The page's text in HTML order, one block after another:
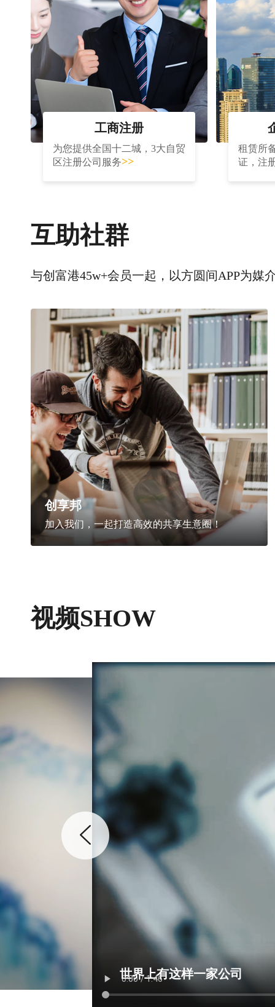
工商注册
为您提供全国十二城，3大自贸
区注册公司服务>>
租赁所
证，注
互助社群
与创富港45w+会员一起，以方圆间APP为媒
创享邦
加入我们，一起打造高效的共享生意圈！
视频SHOW
世界上有这样一家公司